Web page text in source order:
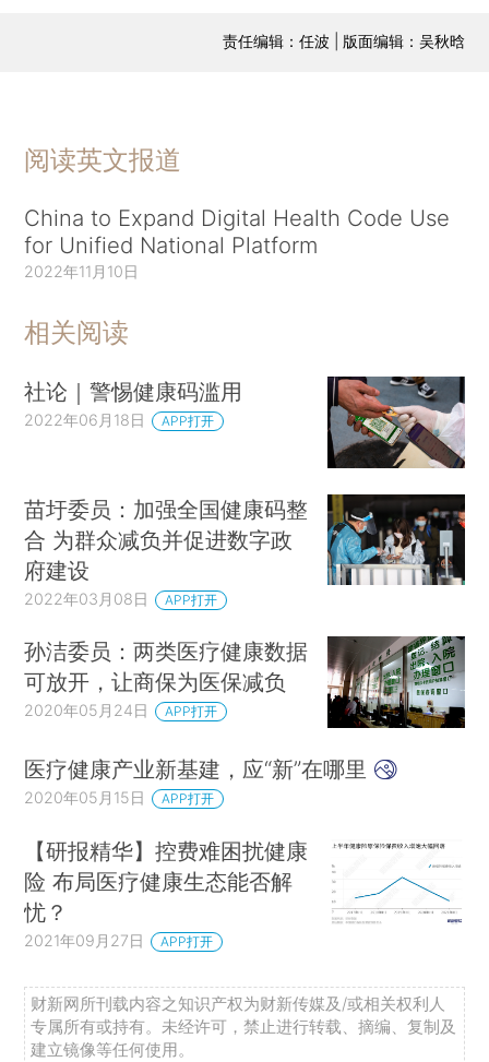
责任编辑：任波 | 版面编辑：吴秋晗
阅读英文报道
China to Expand Digital Health Code Use
for Unified National Platform
2022年11月10日
相关阅读
社论｜警惕健康码滥用
2022年06月18日 APP打开
苗圩委员：加强全国健康码整
合 为群众减负并促进数字政
府建设
2022年03月08日 APP打开
孙洁委员：两类医疗健康数据
可放开，让商保为医保减负
2020年05月24日 APP打开
医疗健康产业新基建，应“新”在哪里
2020年05月15日 APP打开
【研报精华】控费难困扰健康
险 布局医疗健康生态能否解
忧？
2021年09月27日 APP打开
财新网所刊载内容之知识产权为财新传媒及/或相关权利人
专属所有或持有。未经许可，禁止进行转载、摘编、复制及
建立镜像等任何使用。